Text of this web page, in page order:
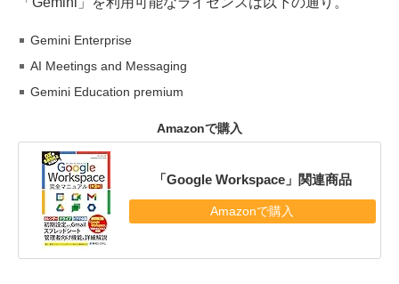
Gemini Enterprise
AI Meetings and Messaging
Gemini Education premium
Amazonで購入
「Google Workspace」関連商品
Amazonで購入